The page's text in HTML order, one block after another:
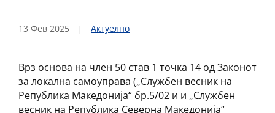
13 Фев 2025 Актуелно
Врз основа на член 50 став 1 точка 14 од Законот
за локална самоуправа („Службен весник на
Република Македонија“ бр.5/02 и и „Службен
весник на Република Северна Македонија“